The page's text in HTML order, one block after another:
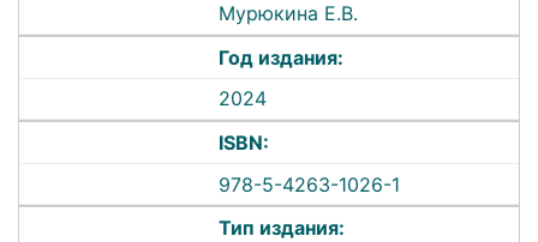
Мурюкина Е.В.
Год издания:
2024
ISBN:
978-5-4263-1026-1
Тип издания: